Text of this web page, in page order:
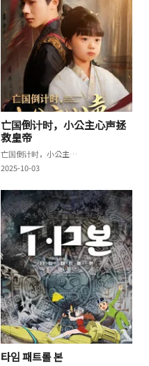
亡国倒计时，小公主心声拯
救皇帝
亡国倒计时，小公主心声拯救皇帝
2025-10-03
타임 패트롤 본